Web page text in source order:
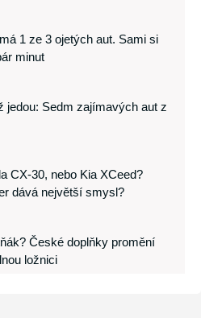
1 ze 3 ojetých aut. Sami si
minut
jedou: Sedm zajímavých aut z
CX-30, nebo Kia XCeed?
dává největší smysl?
České doplňky promění
ložnici